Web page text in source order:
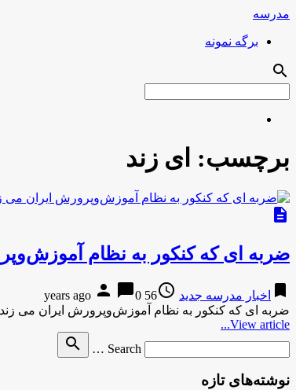
مدرسه
برگه نمونه
search
برچسب: ای زند
description
ضربه ای که کنکور به نظام
bookmark اخبار مدرسه جدید access_time
56 years ago
person chat_bubble0
ضربه ای که کنکور به نظام آموزش‌وپرورش ایران می
View article...
Search …
search
نوشته‌های تازه